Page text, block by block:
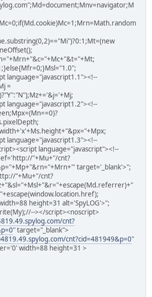
language="javascript1.1"><!--
=
language="javascript1.2"><!--
language="javascript1.3"><!--
language="javascript"><!--
"+Mu+"/cnt?
target='_blank'>";
"+Mu+"/cnt?
height=31 alt='SpyLOG'>";
></script><noscript>
cnt?
" target="_blank">
cnt?cid=481949&p=0"
width=88 height=31 >